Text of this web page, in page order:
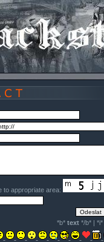
to appropriate area:
*b* text*/b* | *i*